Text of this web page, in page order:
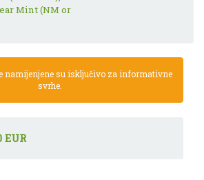
Mint (NM or
namijenjene su isključivo za informativne
svrhe.
EUR